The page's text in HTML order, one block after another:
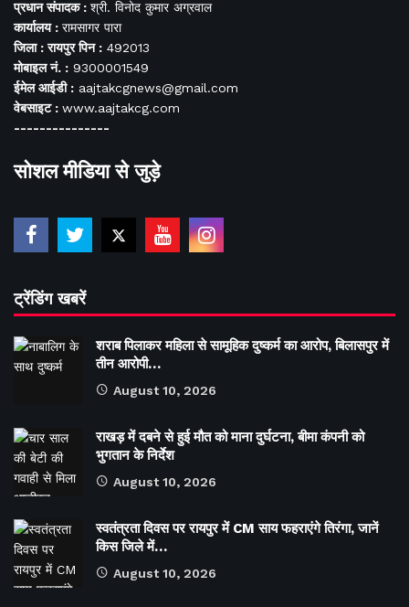
प्रधान संपादक : श्री. विनोद कुमार अग्रवाल
कार्यालय : रामसागर पारा
जिला : रायपुर पिन : 492013
मोबाइल नं. : 9300001549
ईमेल आईडी : aajtakcgnews@gmail.com
वेबसाइट : www.aajtakcg.com
---------------
सोशल मीडिया से जुड़े
ट्रेंडिंग खबरें
शराब पिलाकर महिला से सामूहिक दुष्कर्म का आरोप, बिलासपुर में
तीन आरोपी…
August 10, 2026
राखड़ में दबने से हुई मौत को माना दुर्घटना, बीमा कंपनी को
भुगतान के निर्देश
August 10, 2026
स्वतंत्रता दिवस पर रायपुर में CM साय फहराएंगे तिरंगा, जानें
किस जिले में…
August 10, 2026